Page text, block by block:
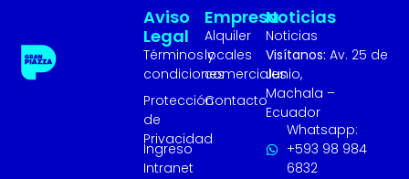
Empresa
Alquiler
locales
comerciales
Contacto
Aviso
Legal
Términos y
condiciones
Protección
de
Privacidad
Ingreso
Intranet
Noticias
Noticias
Visítanos: Av. 25 de
Junio,
Machala –
Ecuador
Whatsapp:
+593 98 984
6832